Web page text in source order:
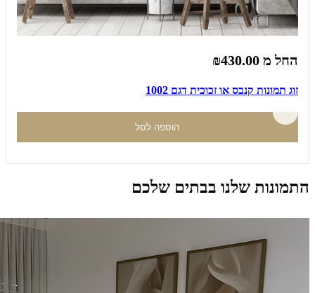
החל מ ₪430.00
זוג תמונות קנבס או זכוכית דגם 1002
הוספה לסל
התמונות שלנו בבתים שלכם